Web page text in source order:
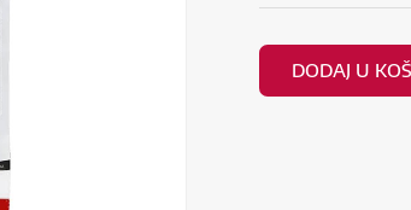
DODAJ U